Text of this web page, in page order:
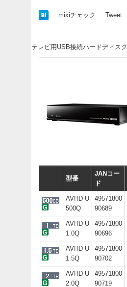
mixiチェック Tweet
テレビ用USB接続ハードディスク
型番
JANコー
ド
AVHD-U
500Q
49571800
90689
AVHD-U
1.0Q
49571800
90696
AVHD-U
1.5Q
49571800
90702
AVHD-U
2.0Q
49571800
90719